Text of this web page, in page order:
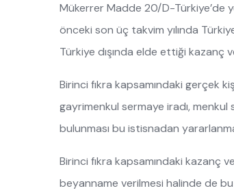
Mükerrer Madde 20/D-Türkiye’de
önceki son üç takvim yılında
Türkiye dışında elde ettiği kazanç
Birinci fıkra kapsamındaki gerçek
gayrimenkul sermaye iradı, menkul
bulunması bu istisnadan
Birinci fıkra kapsamındaki kazanç
beyanname verilmesi halinde de